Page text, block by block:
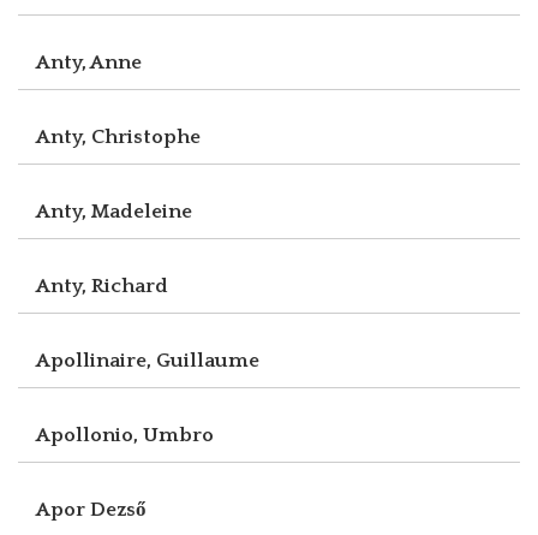
Anty, Anne
Anty, Christophe
Anty, Madeleine
Anty, Richard
Apollinaire, Guillaume
Apollonio, Umbro
Apor Dezső